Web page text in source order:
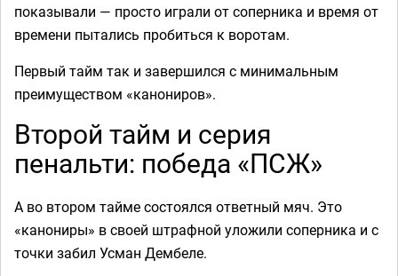
показывали — просто играли от соперника и время от
времени пытались пробиться к воротам.
Первый тайм так и завершился с минимальным
преимуществом «канониров».
Второй тайм и серия
пенальти: победа «ПСЖ»
А во втором тайме состоялся ответный мяч. Это
«канониры» в своей штрафной уложили соперника и с
точки забил Усман Дембеле.